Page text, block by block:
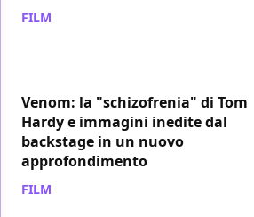
FILM
Venom: la "schizofrenia" di Tom
Hardy e immagini inedite dal
backstage in un nuovo
approfondimento
FILM